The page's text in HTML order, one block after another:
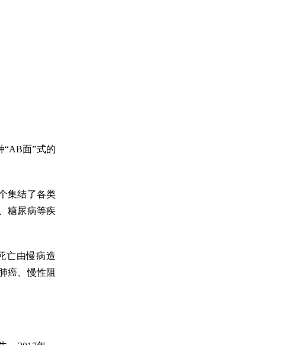
“AB面”式的
集结了各类
糖尿病等疾
亡由慢病造
癌、慢性阻